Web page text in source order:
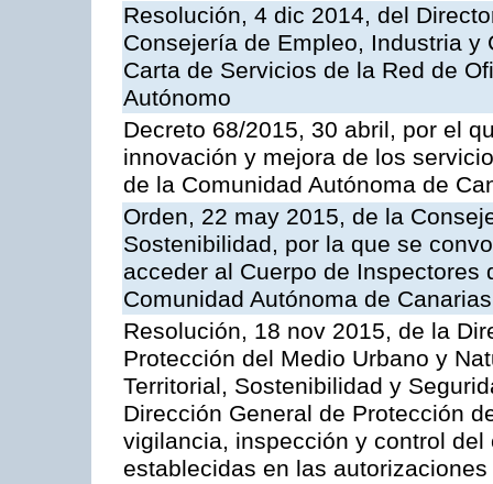
Resolución, 4 dic 2014, del
Consejería de Empleo, Industria
Carta de Servicios de la Red de
Autónomo
Decreto 68/2015, 30 abril, por el
innovación y mejora de los
de la Comunidad Autónoma de
Orden, 22 may 2015, de la
Sostenibilidad, por la que se
acceder al Cuerpo de
Comunidad Autónoma de Canarias
Resolución, 18 nov 2015, de la
Protección del Medio Urbano y
Territorial, Sostenibilidad y
Dirección General de Protección
vigilancia, inspección y control
establecidas en las